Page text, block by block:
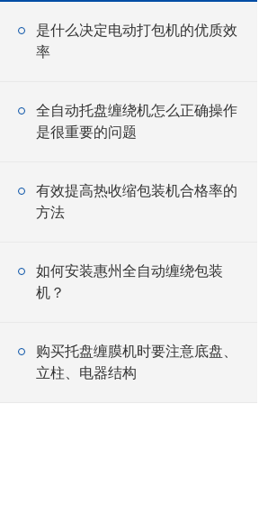
是什么决定电动打包机的优质效
率
全自动托盘缠绕机怎么正确操作
是很重要的问题
有效提高热收缩包装机合格率的
方法
如何安装惠州全自动缠绕包装
机？
购买托盘缠膜机时要注意底盘、
立柱、电器结构